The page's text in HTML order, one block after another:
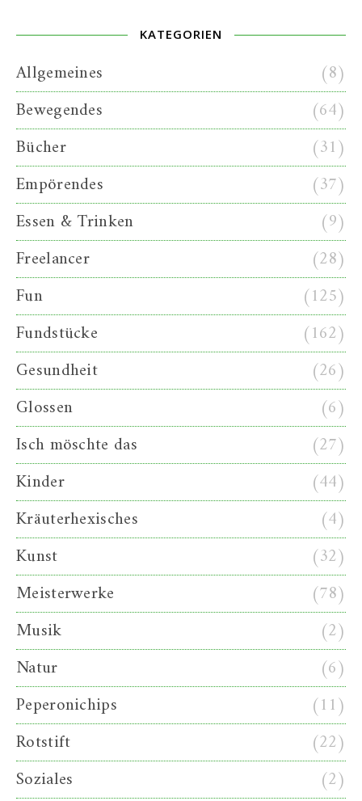
KATEGORIEN
Allgemeines
(8)
Bewegendes
(64)
Bücher
(31)
Empörendes
(37)
Essen & Trinken
(9)
Freelancer
(28)
Fun
(125)
Fundstücke
(162)
Gesundheit
(26)
Glossen
(6)
Isch möschte das
(27)
Kinder
(44)
Kräuterhexisches
(4)
Kunst
(32)
Meisterwerke
(78)
Musik
(2)
Natur
(6)
Peperonichips
(11)
Rotstift
(22)
Soziales
(2)